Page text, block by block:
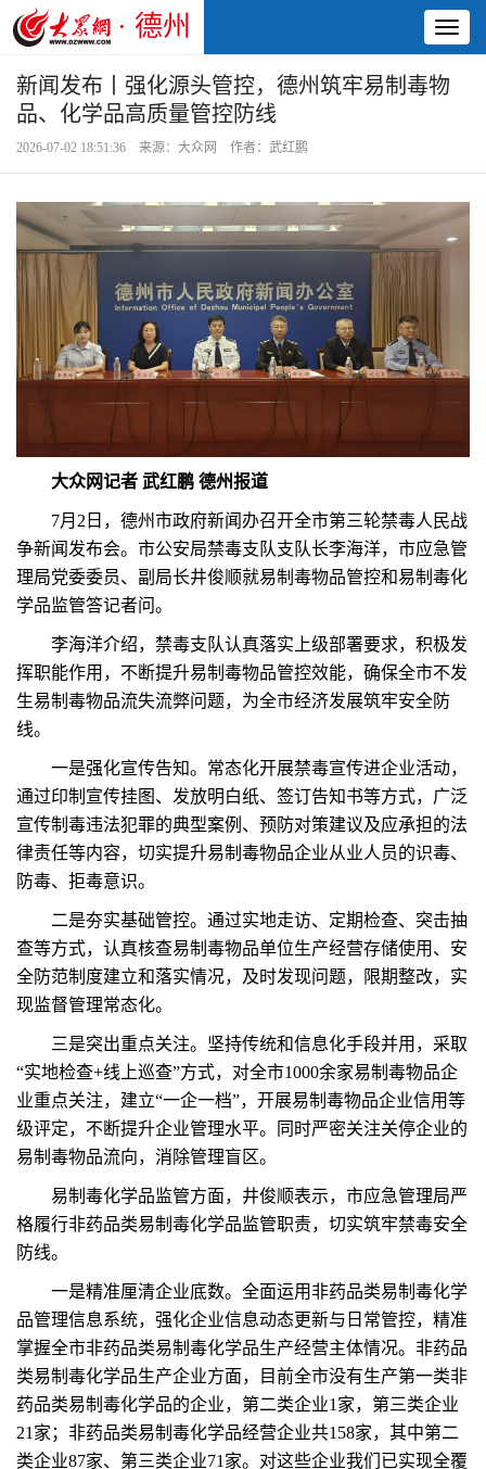
· 德州
新闻发布丨强化源头管控，德州筑牢易制毒物
品、化学品高质量管控防线
2026-07-02 18:51:36 来源：大众网 作者：武红鹏
大众网记者 武红鹏 德州报道
7月2日，德州市政府新闻办召开全市第三轮禁毒人民战
争新闻发布会。市公安局禁毒支队支队长李海洋，市应急管
理局党委委员、副局长井俊顺就易制毒物品管控和易制毒化
学品监管答记者问。
李海洋介绍，禁毒支队认真落实上级部署要求，积极发
挥职能作用，不断提升易制毒物品管控效能，确保全市不发
生易制毒物品流失流弊问题，为全市经济发展筑牢安全防
线。
一是强化宣传告知。常态化开展禁毒宣传进企业活动，
通过印制宣传挂图、发放明白纸、签订告知书等方式，广泛
宣传制毒违法犯罪的典型案例、预防对策建议及应承担的法
律责任等内容，切实提升易制毒物品企业从业人员的识毒、
防毒、拒毒意识。
二是夯实基础管控。通过实地走访、定期检查、突击抽
查等方式，认真核查易制毒物品单位生产经营存储使用、安
全防范制度建立和落实情况，及时发现问题，限期整改，实
现监督管理常态化。
三是突出重点关注。坚持传统和信息化手段并用，采取
“实地检查+线上巡查”方式，对全市1000余家易制毒物品企
业重点关注，建立“一企一档”，开展易制毒物品企业信用等
级评定，不断提升企业管理水平。同时严密关注关停企业的
易制毒物品流向，消除管理盲区。
易制毒化学品监管方面，井俊顺表示，市应急管理局严
格履行非药品类易制毒化学品监管职责，切实筑牢禁毒安全
防线。
一是精准厘清企业底数。全面运用非药品类易制毒化学
品管理信息系统，强化企业信息动态更新与日常管控，精准
掌握全市非药品类易制毒化学品生产经营主体情况。非药品
类易制毒化学品生产企业方面，目前全市没有生产第一类非
药品类易制毒化学品的企业，第二类企业1家，第三类企业
21家；非药品类易制毒化学品经营企业共158家，其中第二
类企业87家、第三类企业71家。对这些企业我们已实现全覆